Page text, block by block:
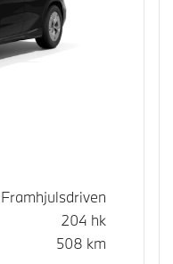
Framhjulsdriven
204 hk
508 km